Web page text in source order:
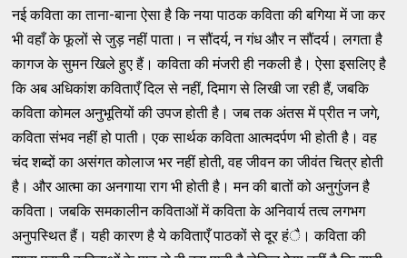
नई कविता का ताना-बाना ऐसा है कि नया पाठक कविता की बगिया में जा कर
भी वहाँ के फूलों से जुड़ नहीं पाता। न सौंदर्य, न गंध और न सौंदर्य। लगता है
कागज के सुमन खिले हुए हैं। कविता की मंजरी ही नकली है। ऐसा इसलिए है
कि अब अधिकांश कविताएँ दिल से नहीं, दिमाग से लिखी जा रही हैं, जबकि
कविता कोमल अनुभूतियों की उपज होती है। जब तक अंतस में प्रीत न जगे,
कविता संभव नहीं हो पाती। एक सार्थक कविता आत्मदर्पण भी होती है। वह
चंद शब्दों का असंगत कोलाज भर नहीं होती, वह जीवन का जीवंत चित्र होती
है। और आत्मा का अनगाया राग भी होती है। मन की बातों को अनुगुंंजन है
कविता। जबकि समकालीन कविताओं में कविता के अनिवार्य तत्व लगभग
अनुपस्थित हैं। यही कारण है ये कविताएँ पाठकों से दूर हंै। कविता की